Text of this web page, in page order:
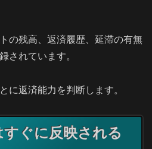
の残高、返済履歴、延滞の有無
されています。
に返済能力を判断します。
ぐに反映される